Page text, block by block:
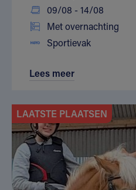
09/08 - 14/08
Met overnachting
Sportievak
Lees meer
LAATSTE PLAATSEN